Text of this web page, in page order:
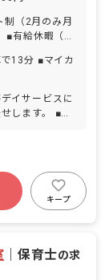
■有給休暇（取
ールデンウィ
・育児休暇
％） ■介護休
■マイカ
イサービスに
ます。 ■具
運動、勉強、
よびサポート
完備
キープ
保育士の求